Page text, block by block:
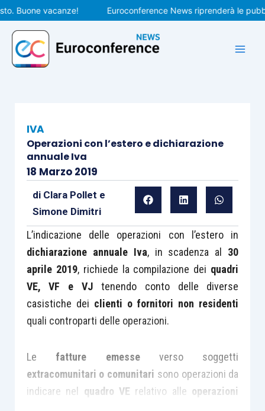
Vai
al
contenuto
vacanze! Euroconference News riprenderà le
IVA
Operazioni con l’estero e dichiarazione
annuale Iva
18 Marzo 2019
di Clara Pollet e
Simone Dimitri
L’indicazione delle operazioni con l’estero in
dichiarazione annuale Iva, in scadenza al 30
aprile 2019, richiede la compilazione dei quadri
VE, VF e VJ tenendo conto delle diverse
casistiche dei clienti o fornitori non residenti
quali controparti delle operazioni.
Le fatture emesse verso soggetti
extracomunitari o comunitari sono operazioni da
indicare nel quadro VE relativo alle operazioni